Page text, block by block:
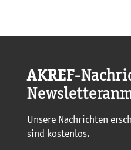
AKREF-
Unsere Nachrichten
sind kostenlos.